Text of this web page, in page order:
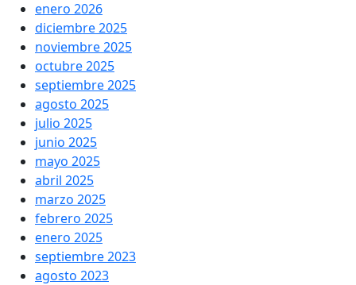
enero 2026
diciembre 2025
noviembre 2025
octubre 2025
septiembre 2025
agosto 2025
julio 2025
junio 2025
mayo 2025
abril 2025
marzo 2025
febrero 2025
enero 2025
septiembre 2023
agosto 2023